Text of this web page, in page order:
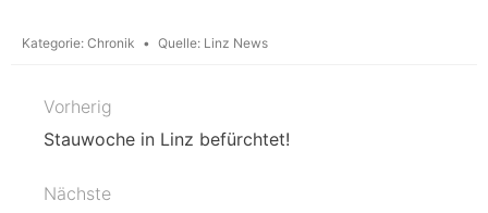
Kategorie: Chronik Quelle: Linz News
Beitragsnavigation
Vorherig
Stauwoche in Linz befürchtet!
Nächste